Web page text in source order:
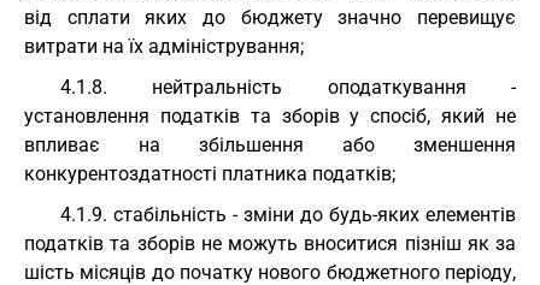
від сплати яких до бюджету значно перевищує
витрати на їх адміністрування;
4.1.8. нейтральність оподаткування -
установлення податків та зборів у спосіб, який не
впливає на збільшення або зменшення
конкурентоздатності платника податків;
4.1.9. стабільність - зміни до будь-яких елементів
податків та зборів не можуть вноситися пізніш як за
шість місяців до початку нового бюджетного періоду,